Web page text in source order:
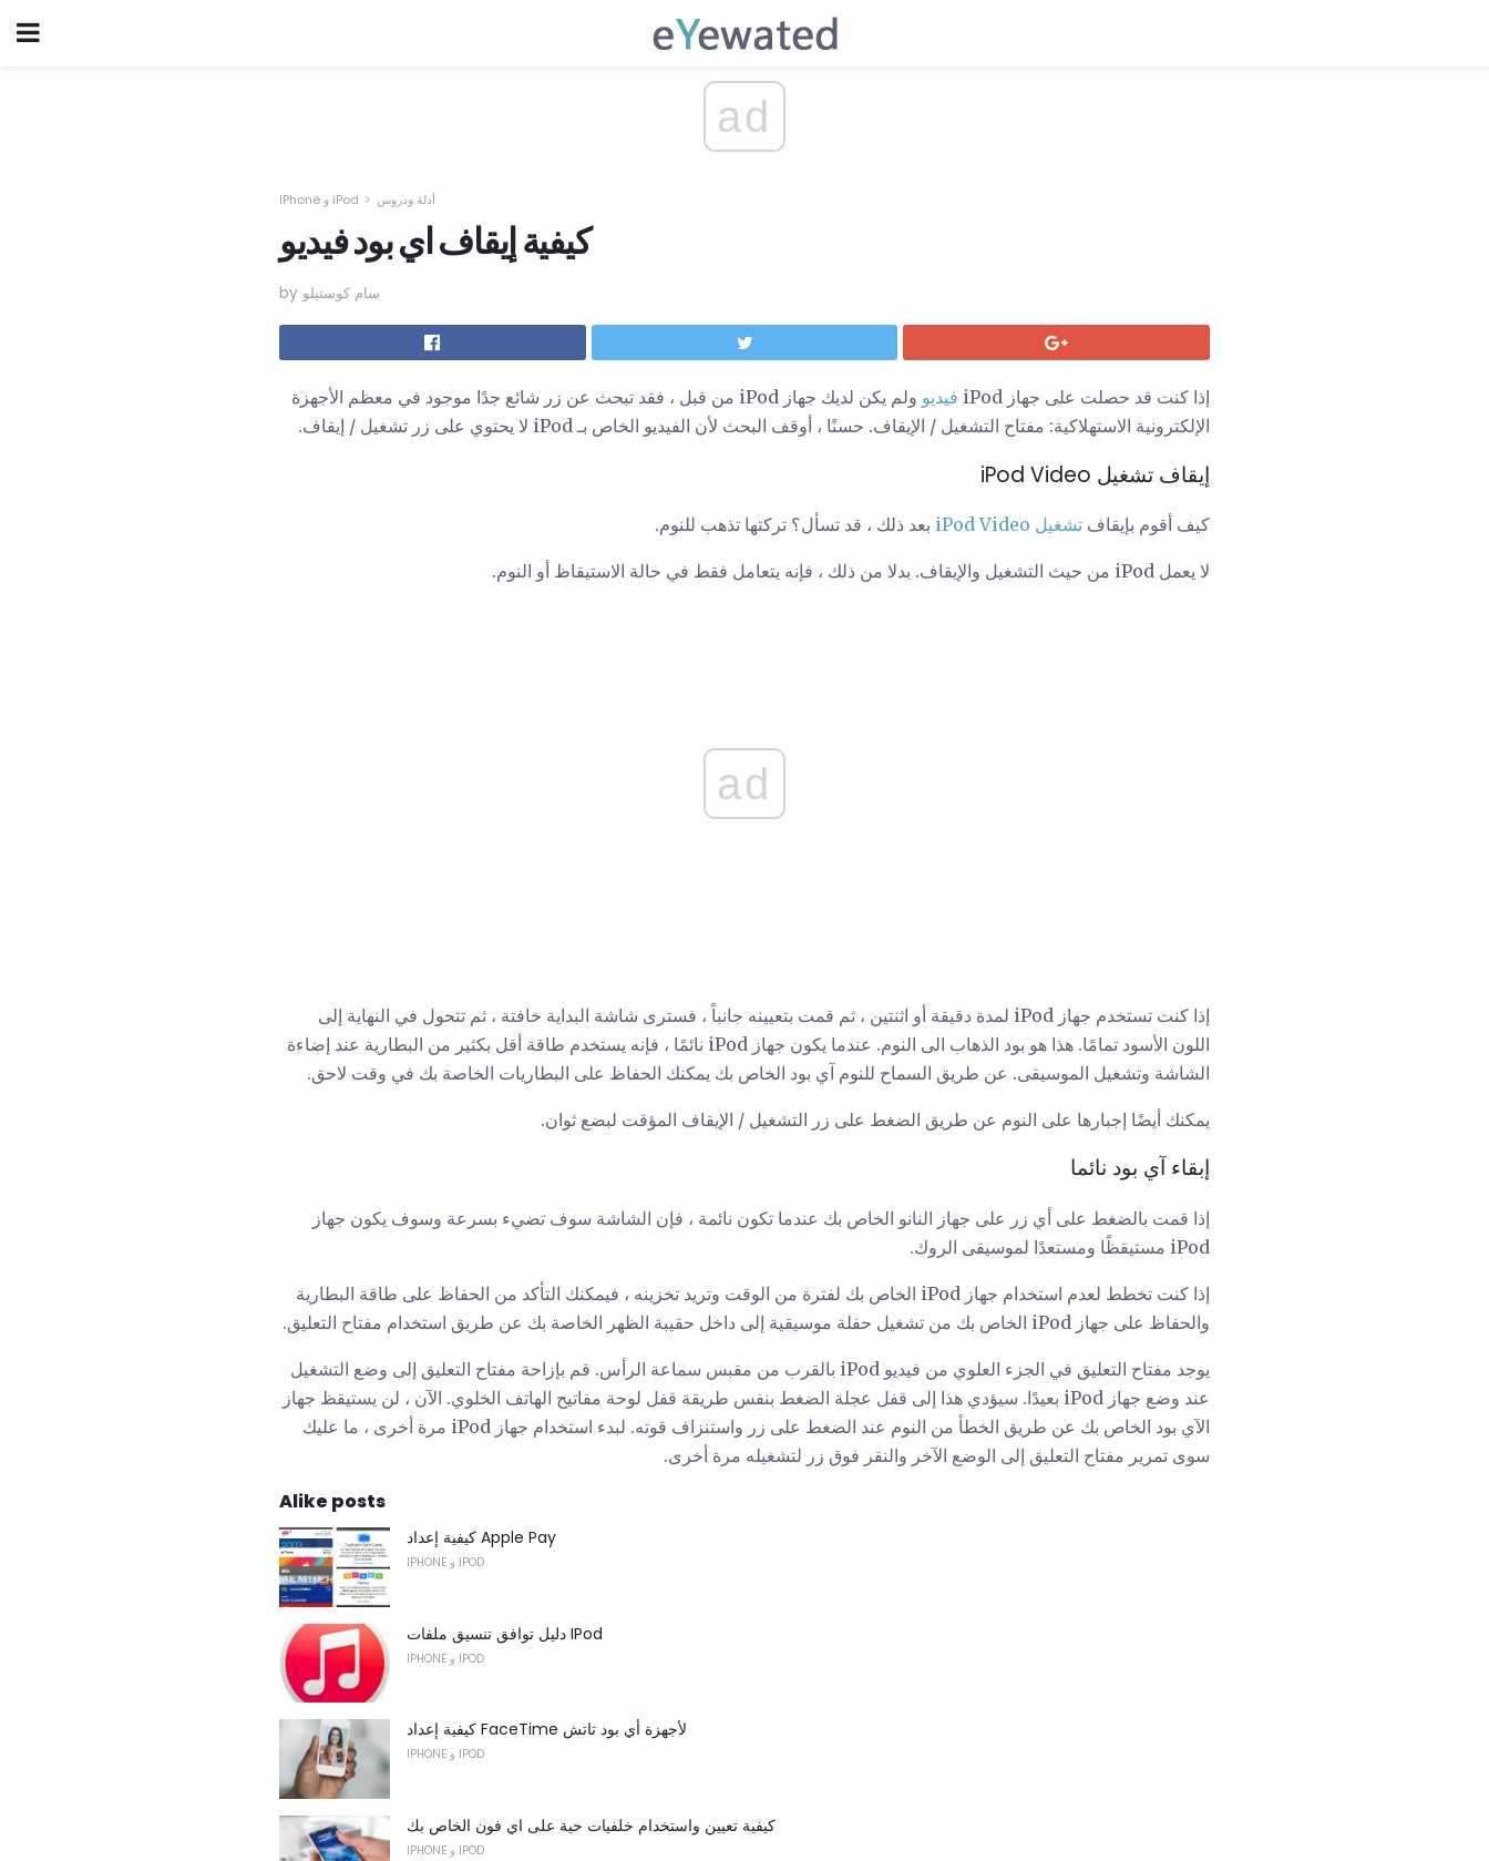
ad
IPhone و iPod أدلة ودروس
كيفية إيقاف اي بود فيديو
by سام كوستيلو
إذا كنت قد حصلت على جهاز iPod فيديو
ولم يكن لديك جهاز iPod من قبل ، فقد تبحث عن زر شائع جدًا موجود في معظم الأجهزة
الإلكترونية الاستهلاكية: مفتاح التشغيل / الإيقاف. حسنًا ، أوقف البحث لأن الفيديو الخاص بـ iPod لا يحتوي على زر تشغيل / إيقاف.
إيقاف تشغيل iPod Video
كيف أقوم بإيقاف تشغيل iPod Video بعد ذلك ، قد تسأل؟ تركتها تذهب للنوم.
لا يعمل iPod من حيث التشغيل والإيقاف. بدلا من ذلك ، فإنه يتعامل فقط في حالة الاستيقاظ أو النوم.
ad
إذا كنت تستخدم جهاز iPod لمدة دقيقة أو اثنتين ، ثم قمت بتعيينه جانباً ، فسترى شاشة البداية خافتة ، ثم تتحول في النهاية إلى
اللون الأسود تمامًا. هذا هو بود الذهاب الى النوم. عندما يكون جهاز iPod نائمًا ، فإنه يستخدم طاقة أقل بكثير من البطارية عند إضاءة
الشاشة وتشغيل الموسيقى. عن طريق السماح للنوم آي بود الخاص بك يمكنك الحفاظ على البطاريات الخاصة بك في وقت لاحق.
يمكنك أيضًا إجبارها على النوم عن طريق الضغط على زر التشغيل / الإيقاف المؤقت لبضع ثوان.
إبقاء آي بود نائما
إذا قمت بالضغط على أي زر على جهاز النانو الخاص بك عندما تكون نائمة ، فإن الشاشة سوف تضيء بسرعة وسوف يكون جهاز
iPod مستيقظًا ومستعدًا لموسيقى الروك.
إذا كنت تخطط لعدم استخدام جهاز iPod الخاص بك لفترة من الوقت وتريد تخزينه ، فيمكنك التأكد من الحفاظ على طاقة البطارية
والحفاظ على جهاز iPod الخاص بك من تشغيل حفلة موسيقية إلى داخل حقيبة الظهر الخاصة بك عن طريق استخدام مفتاح التعليق.
يوجد مفتاح التعليق في الجزء العلوي من فيديو iPod بالقرب من مقبس سماعة الرأس. قم بإزاحة مفتاح التعليق إلى وضع التشغيل
عند وضع جهاز iPod بعيدًا. سيؤدي هذا إلى قفل عجلة الضغط بنفس طريقة قفل لوحة مفاتيح الهاتف الخلوي. الآن ، لن يستيقظ جهاز
الآي بود الخاص بك عن طريق الخطأ من النوم عند الضغط على زر واستنزاف قوته. لبدء استخدام جهاز iPod مرة أخرى ، ما عليك
سوى تمرير مفتاح التعليق إلى الوضع الآخر والنقر فوق زر لتشغيله مرة أخرى.
Alike posts
كيفية إعداد Apple Pay
IPHONE و IPOD
دليل توافق تنسيق ملفات IPod
IPHONE و IPOD
كيفية إعداد FaceTime لأجهزة أي بود تاتش
IPHONE و IPOD
كيفية تعيين واستخدام خلفيات حية على اي فون الخاص بك
IPHONE و IPOD